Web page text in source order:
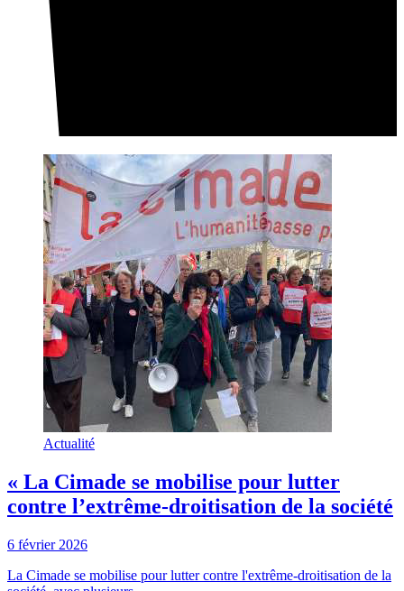
Actualité
« La Cimade se mobilise pour lutter
contre l’extrême-droitisation de la société
6 février 2026
La Cimade se mobilise pour lutter contre l'extrême-droitisation de la